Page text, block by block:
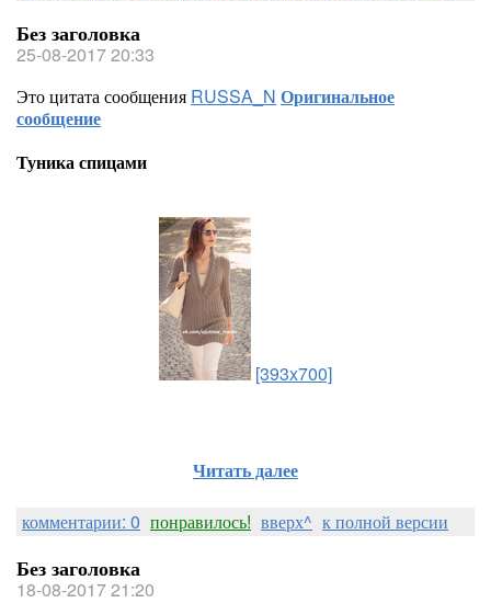
Без заголовка
25-08-2017 20:33
Это цитата сообщения RUSSA_N Оригинальное
сообщение
Туника спицами
[393x700]
Читать далее
комментарии: 0 понравилось! вверх^ к полной версии
Без заголовка
18-08-2017 21:20